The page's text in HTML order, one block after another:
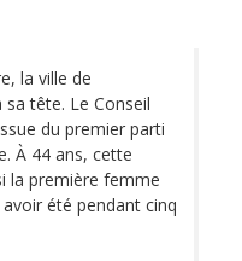
la ville de
tête. Le Conseil
du premier parti
À 44 ans, cette
la première femme
été pendant cinq